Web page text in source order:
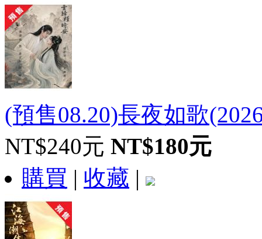
(預售08.20)長夜如歌
NT$240元 NT$180元
購買 | 收藏 |